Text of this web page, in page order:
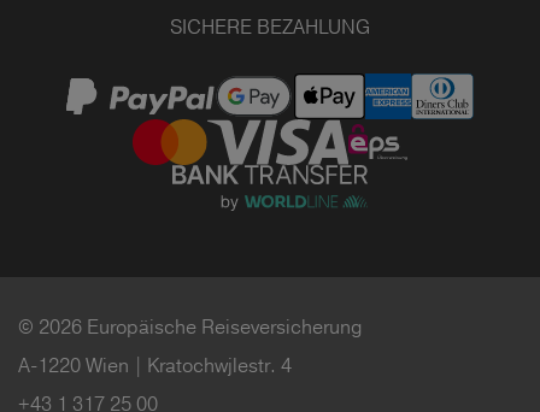
SICHERE BEZAHLUNG
© 2026 Europäische Reiseversicherung
A-1220 Wien | Kratochwjlestr. 4
+43 1 317 25 00